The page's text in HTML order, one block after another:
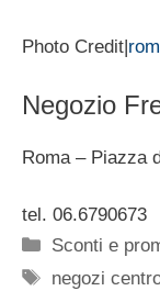
Photo Credit|
Negozio
Roma – Piazza
tel. 06.6790673
Categorie
Sconti e
Tag
negozi